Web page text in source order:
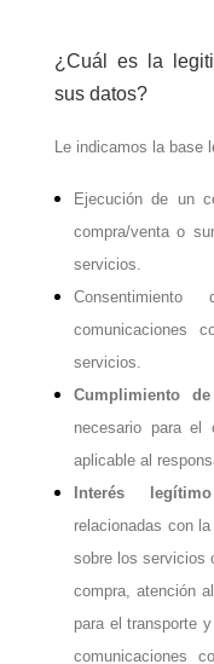
¿Cuál es la
sus datos?
Le indicamos la base
Ejecución de un
compra/venta o
servicios.
comunicaciones
servicios.
Cumplimiento
necesario para el
aplicable al
Interés
relacionadas con
sobre los servicios
compra, atención
para el transporte
comunicaciones